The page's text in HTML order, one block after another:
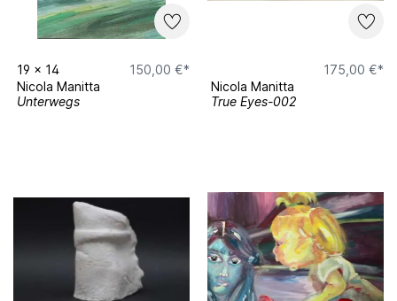
19 x 14
150,00 €*
Nicola Manitta
Unterwegs
175,00 €*
Nicola Manitta
True Eyes-002